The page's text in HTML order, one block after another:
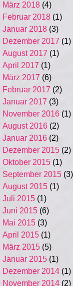
März 2018 (4)
Februar 2018 (1)
Januar 2018 (3)
Dezember 2017 (1)
August 2017 (1)
April 2017 (1)
März 2017 (6)
Februar 2017 (2)
Januar 2017 (3)
November 2016 (1)
August 2016 (2)
Januar 2016 (2)
Dezember 2015 (2)
Oktober 2015 (1)
September 2015 (3)
August 2015 (1)
Juli 2015 (1)
Juni 2015 (6)
Mai 2015 (3)
April 2015 (1)
März 2015 (5)
Januar 2015 (1)
Dezember 2014 (1)
November 2014 (2)